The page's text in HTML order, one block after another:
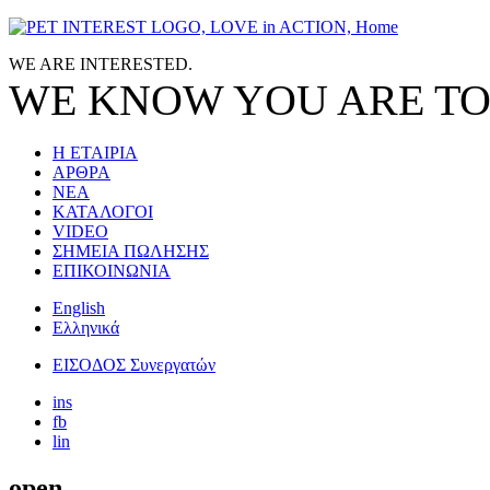
Jump to navigation
WE ARE INTERESTED.
WE KNOWYOU ARE
Η ΕΤΑΙΡΙΑ
ΑΡΘΡΑ
ΝΕΑ
ΚΑΤΑΛΟΓΟΙ
VIDEO
ΣΗΜΕΙΑ ΠΩΛΗΣΗΣ
ΕΠΙΚΟΙΝΩΝΙΑ
English
Ελληνικά
ΕΙΣΟΔΟΣ Συνεργατών
ins
fb
lin